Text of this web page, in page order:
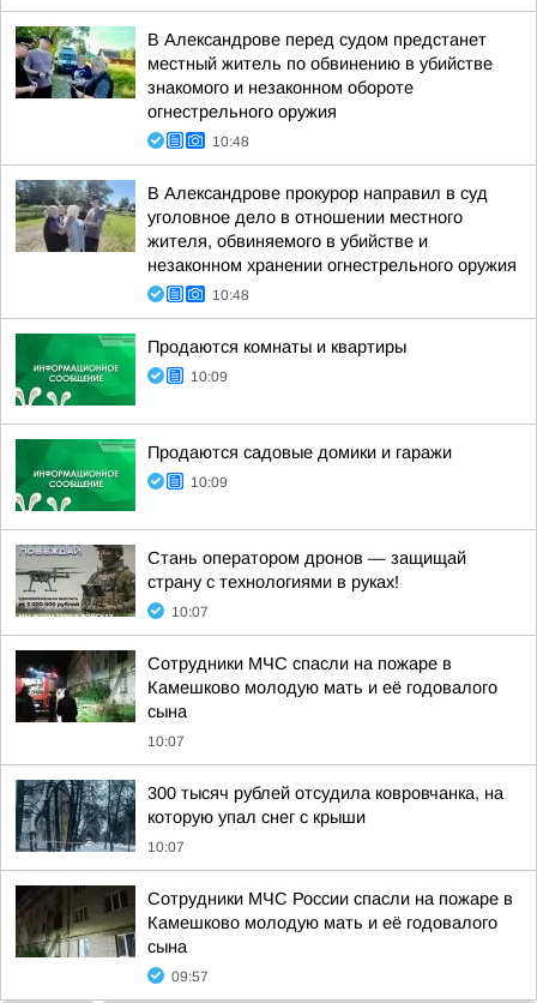
В Александрове перед судом предстанет
местный житель по обвинению в убийстве
знакомого и незаконном обороте
огнестрельного оружия
10:48
В Александрове прокурор направил в суд
уголовное дело в отношении местного
жителя, обвиняемого в убийстве и
незаконном хранении огнестрельного оружия
10:48
Продаются комнаты и квартиры
10:09
Продаются садовые домики и гаражи
10:09
Стань оператором дронов — защищай
страну с технологиями в руках!
10:07
Сотрудники МЧС спасли на пожаре в
Камешково молодую мать и её годовалого
сына
10:07
300 тысяч рублей отсудила ковровчанка, на
которую упал снег с крыши
10:07
Сотрудники МЧС России спасли на пожаре в
Камешково молодую мать и её годовалого
сына
09:57